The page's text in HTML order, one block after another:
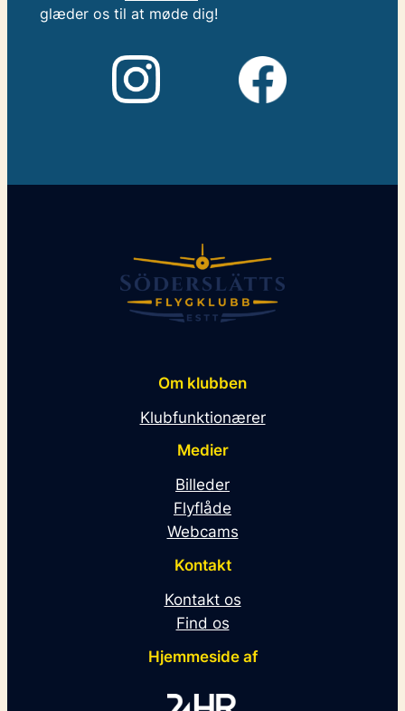
glæder os til at møde dig!
Om klubben
Klubfunktionærer
Medier
Billeder
Flyflåde
Webcams
Kontakt
Kontakt os
Find os
Hjemmeside af